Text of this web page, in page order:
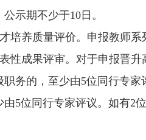
示期不少于10日。
培养质量评价。申报教师
性成果评审。对于申报晋
职务的，至少由5位同行专
5位同行专家评议。如有2